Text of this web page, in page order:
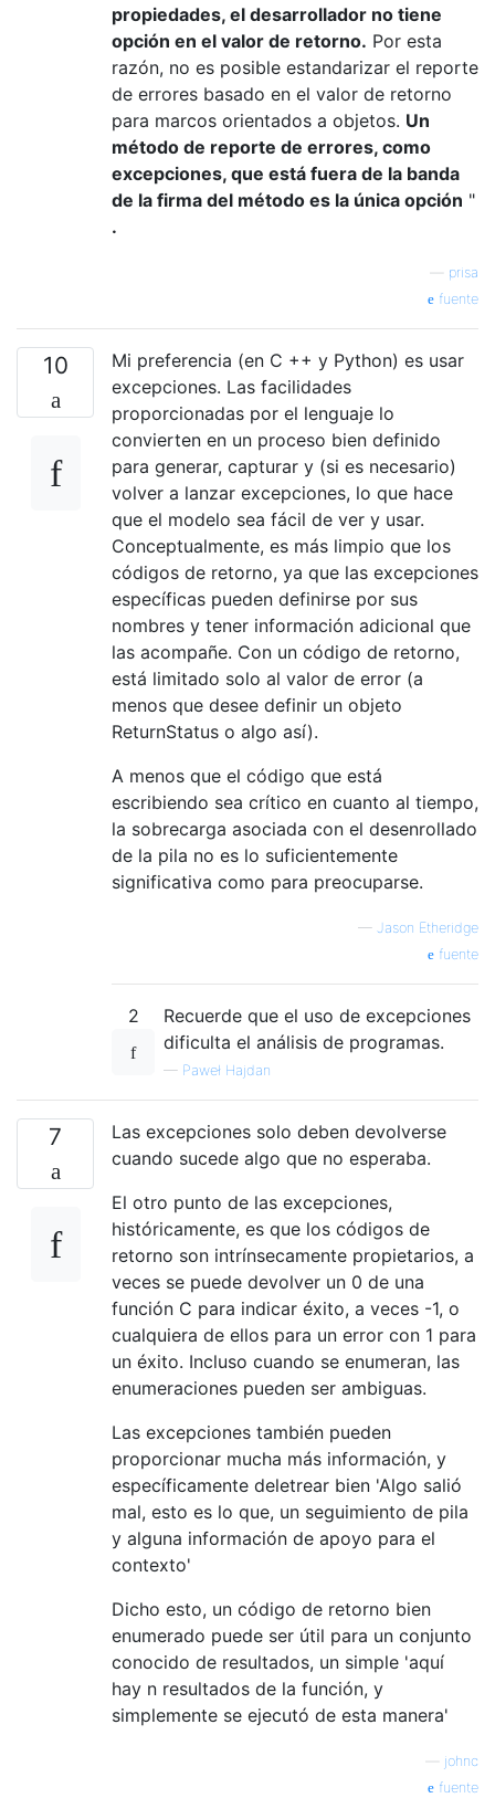
propiedades, el desarrollador no tiene
opción en el valor de retorno. Por esta
razón, no es posible estandarizar el reporte
de errores basado en el valor de retorno
para marcos orientados a objetos. Un
método de reporte de errores, como
excepciones, que está fuera de la banda
de la firma del método es la única opción "
.
prisa
fuente
10
Mi preferencia (en C ++ y Python) es usar
excepciones. Las facilidades
proporcionadas por el lenguaje lo
convierten en un proceso bien definido
para generar, capturar y (si es necesario)
volver a lanzar excepciones, lo que hace
que el modelo sea fácil de ver y usar.
Conceptualmente, es más limpio que los
códigos de retorno, ya que las excepciones
específicas pueden definirse por sus
nombres y tener información adicional que
las acompañe. Con un código de retorno,
está limitado solo al valor de error (a
menos que desee definir un objeto
ReturnStatus o algo así).
A menos que el código que está
escribiendo sea crítico en cuanto al tiempo,
la sobrecarga asociada con el desenrollado
de la pila no es lo suficientemente
significativa como para preocuparse.
— Jason Etheridge
fuente
2
Recuerde que el uso de excepciones
dificulta el análisis de programas.
— Paweł Hajdan
7
Las excepciones solo deben devolverse
cuando sucede algo que no esperaba.
El otro punto de las excepciones,
históricamente, es que los códigos de
retorno son intrínsecamente propietarios, a
veces se puede devolver un 0 de una
función C para indicar éxito, a veces -1, o
cualquiera de ellos para un error con 1 para
un éxito. Incluso cuando se enumeran, las
enumeraciones pueden ser ambiguas.
Las excepciones también pueden
proporcionar mucha más información, y
específicamente deletrear bien 'Algo salió
mal, esto es lo que, un seguimiento de pila
y alguna información de apoyo para el
contexto'
Dicho esto, un código de retorno bien
enumerado puede ser útil para un conjunto
conocido de resultados, un simple 'aquí
hay n resultados de la función, y
simplemente se ejecutó de esta manera'
johnc
fuente